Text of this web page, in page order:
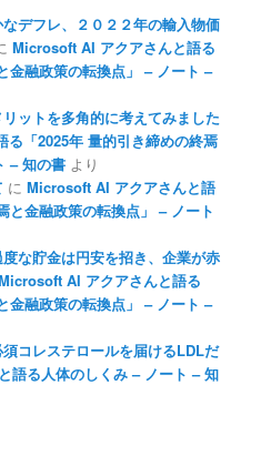
デフレ、２０２２年の輸入物価
Microsoft AI アクアさんと語る
金融政策の転換点」 – ノート –
ットを多角的に考えてみました
「2025年 量的引き締めの終焉
– 知の書 より
にMicrosoft AI アクアさんと語
と金融政策の転換点」 – ノート
な貯金は円安を招き、企業が赤
AI アクアさんと語る
金融政策の転換点」 – ノート –
コレステロールを届けるLDLだ
語る人体のしくみ – ノート – 知